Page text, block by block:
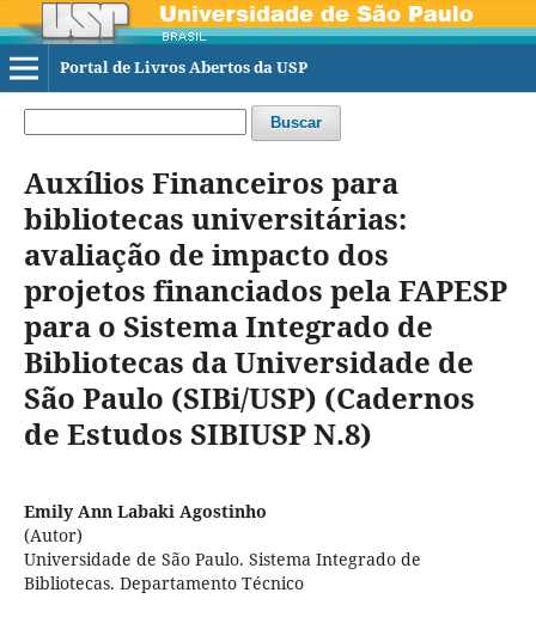
Portal de Livros Abertos da USP
Buscar
Auxílios Financeiros para
bibliotecas universitárias:
avaliação de impacto dos
projetos financiados pela FAPESP
para o Sistema Integrado de
Bibliotecas da Universidade de
São Paulo (SIBi/USP) (Cadernos
de Estudos SIBIUSP N.8)
Emily Ann Labaki Agostinho
(Autor)
Universidade de São Paulo. Sistema Integrado de
Bibliotecas. Departamento Técnico